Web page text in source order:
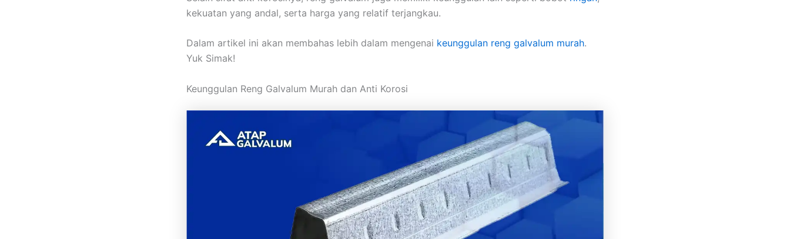
kekuatan yang andal, serta harga yang relatif terjangkau.
Dalam artikel ini akan membahas lebih dalam mengenai keunggulan reng galvalum murah.
Yuk Simak!
Keunggulan Reng Galvalum Murah dan Anti Korosi